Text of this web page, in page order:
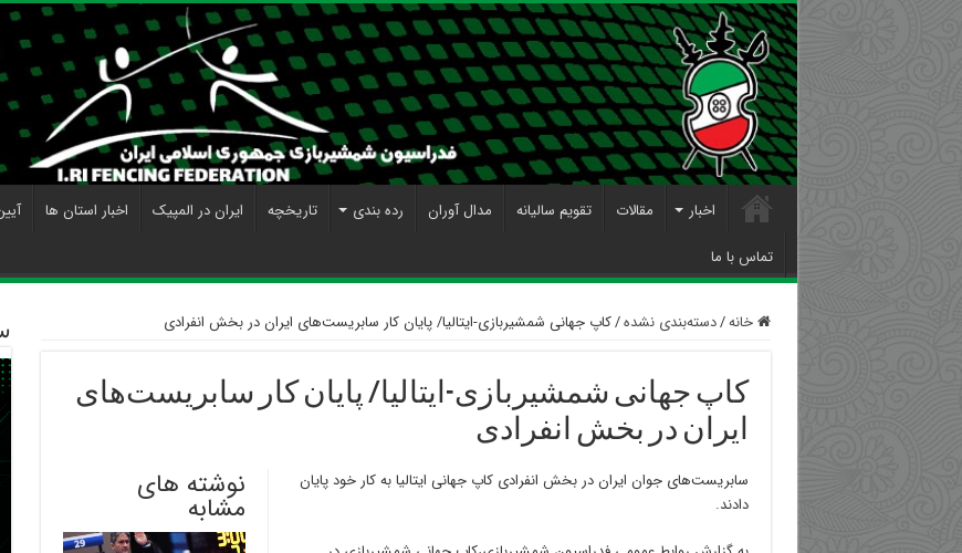
اخبار مقالات تقویم سالیانه مدال آوران رده بندی تاریخچه ایران در المپیک اخبار استان ها
تماس با ما
خانه/دسته‌بندی نشده/کاپ جهانی شمشیربازی-ایتالیا/ پایان کار سابریست‌های ایران در بخش انفرادی
کاپ جهانی شمشیربازی-ایتالیا/ پایان کار سابریست‌های
ایران در بخش انفرادی
نوشته های
مشابه
سابریست‌های جوان ایران در بخش انفرادی کاپ جهانی ایتالیا به کار خود پایان
دادند.